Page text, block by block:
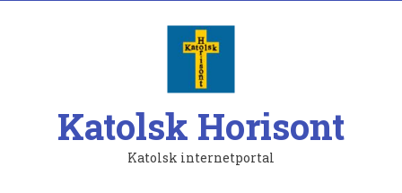
Katolsk Horisont
Katolsk internetportal